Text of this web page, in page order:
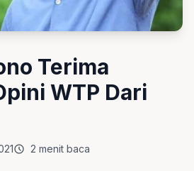
Terima
WTP Dari
2 menit baca